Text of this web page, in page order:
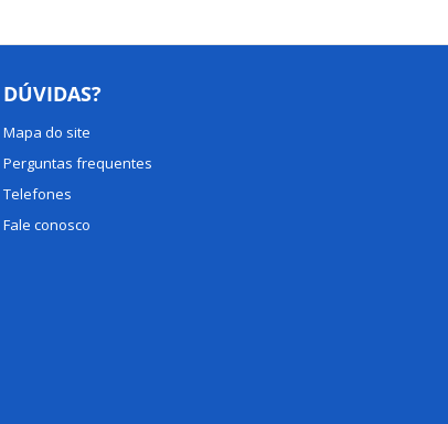
DÚVIDAS?
Mapa do site
Perguntas frequentes
Telefones
Fale conosco